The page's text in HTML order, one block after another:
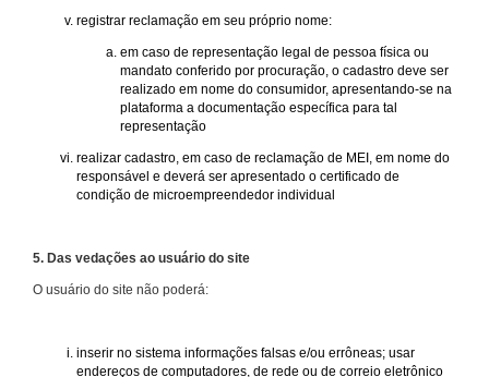
registrar reclamação em seu próprio nome:
em caso de representação legal de pessoa física ou
mandato conferido por procuração, o cadastro deve ser
realizado em nome do consumidor, apresentando-se na
plataforma a documentação específica para tal
representação
realizar cadastro, em caso de reclamação de MEI, em nome do
responsável e deverá ser apresentado o certificado de
condição de microempreendedor individual
5. Das vedações ao usuário do site
O usuário do site não poderá:
inserir no sistema informações falsas e/ou errôneas; usar
endereços de computadores, de rede ou de correio eletrônico